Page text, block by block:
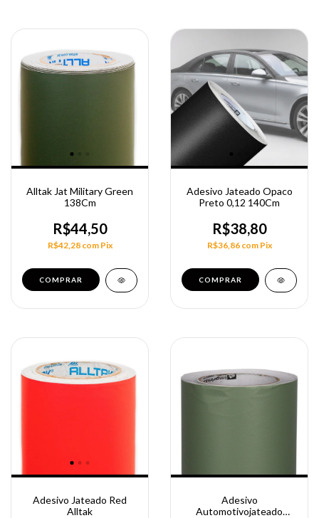
Alltak Jat Military Green
138Cm
R$44,50
R$42,28 com Pix
COMPRAR
Adesivo Jateado Opaco
Preto 0,12 140Cm
R$38,80
R$36,86 com Pix
COMPRAR
Adesivo Jateado Red
Alltak
Adesivo
Automotivojateado